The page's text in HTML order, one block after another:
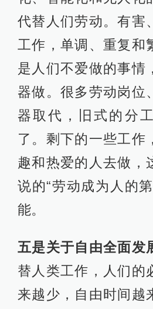
代替人们劳动。有害
工作，单调、重复和
是人们不爱做的事情
器做。很多劳动岗位
器取代，旧式的分
了。剩下的一些工作
趣和热爱的人去做，
说的“劳动成为人的
能。
五是关于自由全面发
替人类工作，人们的
来越少，自由时间越